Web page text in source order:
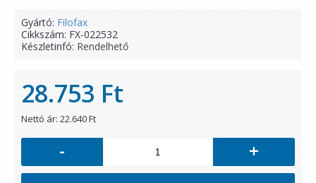
Gyártó: Filofax
Cikkszám: FX-022532
Készletinfó: Rendelhető
28.753 Ft
Nettó ár: 22.640 Ft
- +